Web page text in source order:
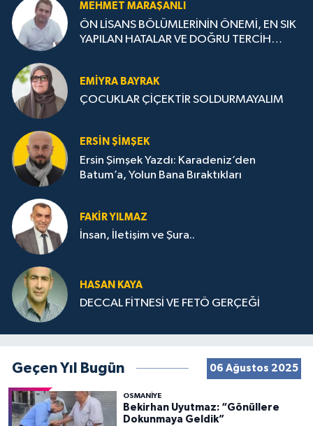
MEHMET MARAŞANLI
ÖN LİSANS BÖLÜMLERİNİN ÖNEMİ, EN SIK
YAPILAN HATALAR VE DOĞRU TERCİH
EMIYRA BAYRAK
ÇOCUKLAR ÇİÇEKTİR SOLDURMAYALIM
ERSIN ŞIMŞEK
Ersin Şimşek Yazdı: Karadeniz’den
Batum’a, Yolun Bana Bıraktıkları
FAKIR YILMAZ
İnsan, İletişim ve Şura..
HASAN KAYA
DECCAL FİTNESİ VE FETÖ GERÇEĞİ
Geçen Yıl Bugün 06 Ağustos 2025
OSMANIYE
Bekirhan Uyutmaz: “Gönüllere
Dokunmaya Geldik”